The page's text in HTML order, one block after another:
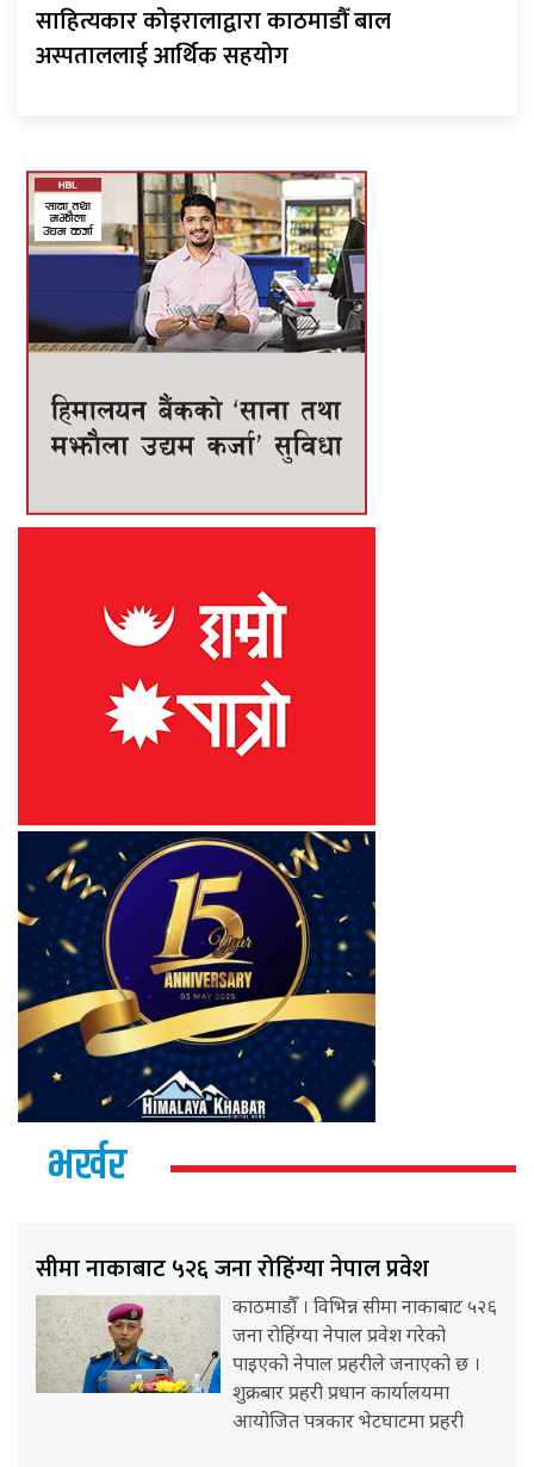
साहित्यकार कोइरालाद्वारा काठमाडौँ बाल
अस्पताललाई आर्थिक सहयोग
भर्खर
सीमा नाकाबाट ५२६ जना रोहिंग्या नेपाल प्रवेश
काठमाडौँ । विभिन्न सीमा नाकाबाट ५२६
जना रोहिंग्या नेपाल प्रवेश गरेको
पाइएको नेपाल प्रहरीले जनाएको छ ।
शुक्रबार प्रहरी प्रधान कार्यालयमा
आयोजित पत्रकार भेटघाटमा प्रहरी